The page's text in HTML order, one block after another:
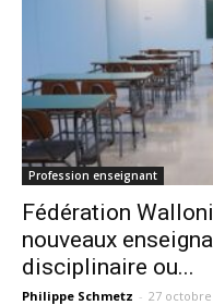
Profession enseignant
Fédération
nouveaux
disciplinaire ou...
Philippe Schmetz - 27 octobre